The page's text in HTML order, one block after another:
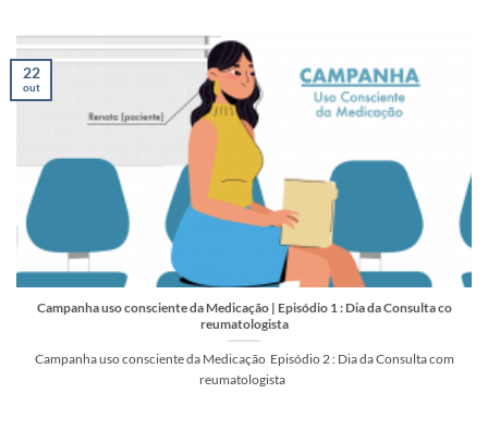
Campanha uso consciente da Medicação | Episódio 1 : Dia da Consulta co
reumatologista
Campanha uso consciente da Medicação Episódio 2 : Dia da Consulta com
reumatologista
22
out